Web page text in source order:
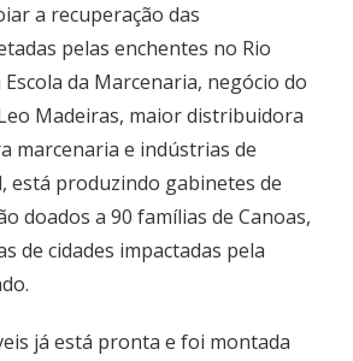
a recuperação das
pelas enchentes no Rio
Escola da Marcenaria, negócio do
Madeiras, maior distribuidora
marcenaria e indústrias de
está produzindo gabinetes de
doados a 90 famílias de Canoas,
de cidades impactadas pela
já está pronta e foi montada